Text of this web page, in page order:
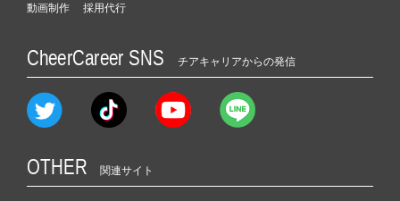
動画制作
採用代行
CheerCareer SNS チアキャリアからの発信
OTHER 関連サイト